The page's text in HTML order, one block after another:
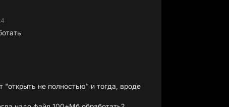
"открыть не полностью" и тогда, вроде